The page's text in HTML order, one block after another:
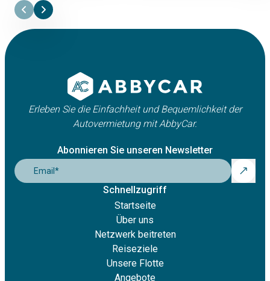
Erleben Sie die Einfachheit und Bequemlichkeit der
Autovermietung mit AbbyCar.
Abonnieren Sie unseren Newsletter
Email *
Schnellzugriff
Startseite
Über uns
Netzwerk beitreten
Reiseziele
Unsere Flotte
Angebote